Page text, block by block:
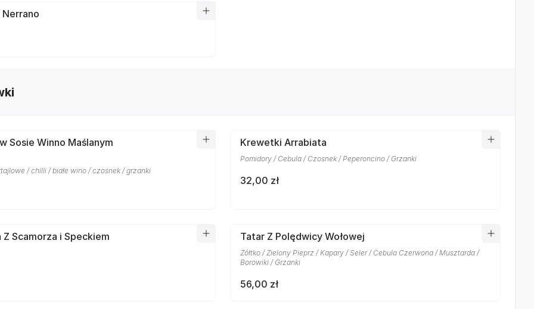
Nerrano
Sosie Winno Maślanym
/ chilli / białe wino / czosnek / grzanki
Krewetki Arrabiata
Pomidory / Cebula / Czosnek / Peperoncino / Grzanki
32,00 zł
Scamorza i Speckiem Tatar Z Polędwicy Wołowej
Żółtko / Zielony Pieprz / Kapary / Seler / Cebula Czerwona / Musztarda /
Borowiki / Grzanki
56,00 zł